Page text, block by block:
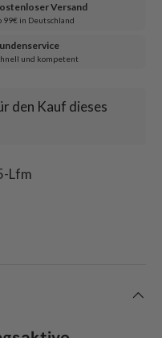
Versand
99€ in Deutschland
und kompetent
den Kauf dieses
Lfm